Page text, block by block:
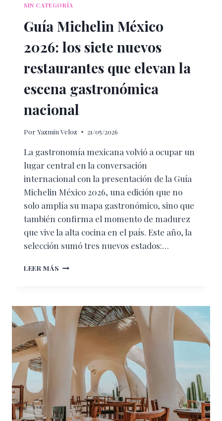
SIN CATEGORÍA
Guía Michelin México
2026: los siete nuevos
restaurantes que elevan la
escena gastronómica
nacional
Por Yazmin Veloz 21/05/2026
La gastronomía mexicana volvió a ocupar un
lugar central en la conversación
internacional con la presentación de la Guía
Michelin México 2026, una edición que no
solo amplía su mapa gastronómico, sino que
también confirma el momento de madurez
que vive la alta cocina en el país. Este año, la
selección sumó tres nuevos estados:…
LEER MÁS GUÍA
LOS
SIETE
NUEVOS
RESTAURANTES
ELEVAN
ESCENA
GASTRONÓMICA
NACIONAL